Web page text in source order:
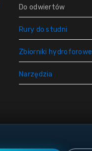
Do odwiertów
Rury do studni
Zbiorniki hydroforowe
Narzędzia